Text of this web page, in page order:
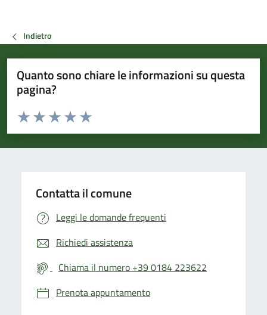
Indietro
Quanto sono chiare le informazioni su questa
pagina?
Valuta da 1 a 5 stelle la pagina
Valuta 5 stelle su 5
Valuta 4 stelle su 5
Valuta 3 stelle su 5
Valuta 2 stelle su 5
Valuta 1 stelle su 5
Contatta il comune
Leggi le domande frequenti
Richiedi assistenza
Chiama il numero +39 0184 223622
Prenota appuntamento